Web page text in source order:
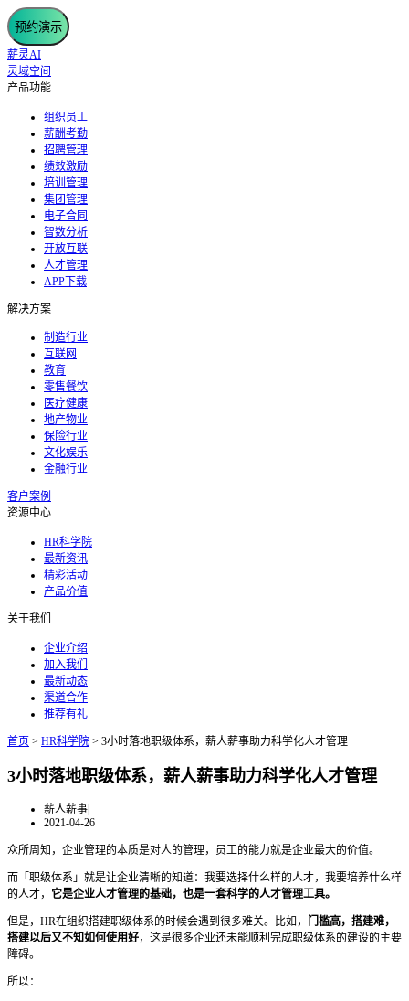
预约演示
薪灵AI
灵域空间
产品功能
组织员工
薪酬考勤
招聘管理
绩效激励
培训管理
集团管理
电子合同
智数分析
开放互联
人才管理
APP下载
解决方案
制造行业
互联网
教育
零售餐饮
医疗健康
地产物业
保险行业
文化娱乐
金融行业
客户案例
资源中心
HR科学院
最新资讯
精彩活动
产品价值
关于我们
企业介绍
加入我们
最新动态
渠道合作
推荐有礼
首页 > HR科学院 > 3小时落地职级体系，薪人薪事助力科学化人才管理
3小时落地职级体系，薪人薪事助力科学化人才管理
薪人薪事|
2021-04-26
众所周知，企业管理的本质是对人的管理，员工的能力就是企业最大的价值。
而「职级体系」就是让企业清晰的知道：我要选择什么样的人才，我要培养什么样
的人才， 它是企业人才管理的基础，也是一套科学的人才管理工具。
但是，HR在组织搭建职级体系的时候会遇到很多难关。比如， 门槛高，搭建难，
搭建以后又不知如何使用好，这是很多企业还未能顺利完成职级体系的建设的主要
障碍。
所以：